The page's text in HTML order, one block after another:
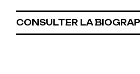
CONSULTER LA